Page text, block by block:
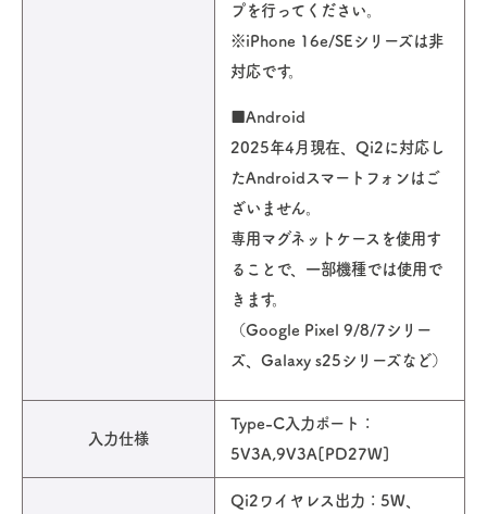
プを行ってください。
※iPhone 16e/SEシリーズは非
対応です。
■Android
2025年4月現在、Qi2に対応し
たAndroidスマートフォンはご
ざいません。
専用マグネットケースを使用す
ることで、一部機種では使用で
きます。
（Google Pixel 9/8/7シリー
ズ、Galaxy s25シリーズなど）
入力仕様
Type-C入力ポート：
5V3A,9V3A[PD27W]
Qi2ワイヤレス出力：5W、